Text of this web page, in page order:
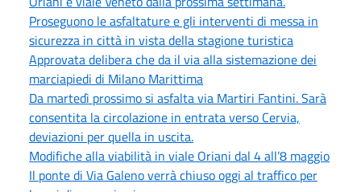
Proseguono le asfaltature e gli interventi di messa in
sicurezza in città in vista della stagione turistica
Approvata delibera che da il via alla sistemazione dei
marciapiedi di Milano Marittima
Da martedì prossimo si asfalta via Martiri Fantini. Sarà
consentita la circolazione in entrata verso Cervia,
deviazioni per quella in uscita.
Modifiche alla viabilità in viale Oriani dal 4 all’8 maggio
Il ponte di Via Galeno verrà chiuso oggi al traffico per